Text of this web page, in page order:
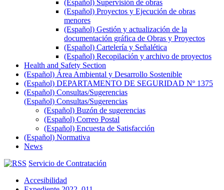
(Español) Supervisión de obras
(Español) Proyectos y Ejecución de obras
menores
(Español) Gestión y actualización de la
documentación gráfica de Obras y Proyectos
(Español) Cartelería y Señalética
(Español) Recopilación y archivo de proyectos
Health and Safety Section
(Español) Área Ambiental y Desarrollo Sostenible
(Español) DEPARTAMENTO DE SEGURIDAD Nº 1375
(Español) Consultas/Sugerencias
(Español) Consultas/Sugerencias
(Español) Buzón de sugerencias
(Español) Correo Postal
(Español) Encuesta de Satisfacción
(Español) Normativa
News
Servicio de Contratación
Accesibilidad